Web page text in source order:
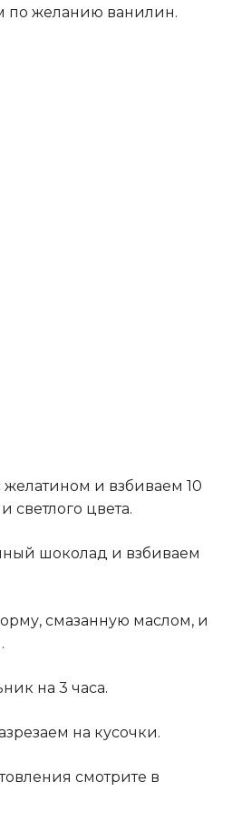
по желанию ванилин.
и взбиваем 10
светлого цвета.
шоколад и взбиваем
смазанную маслом, и
на 3 часа.
на кусочки.
смотрите в